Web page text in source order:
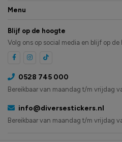
Menu
Blijf op de hoogte
Volg ons op social media en blijf op
0528 745 000
Bereikbaar van maandag t/m vrijdag
info@diversestickers.nl
Bereikbaar van maandag t/m vrijdag